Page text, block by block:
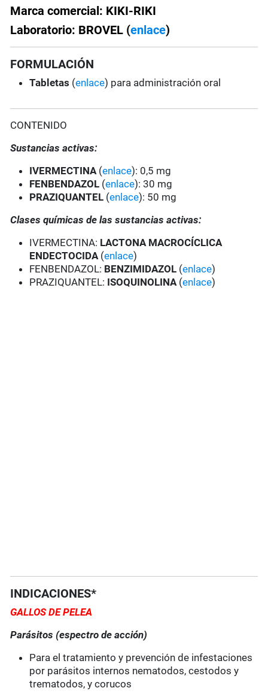
Marca comercial: KIKI-RIKI
Laboratorio: BROVEL (enlace)
FORMULACIÓN
Tabletas (enlace) para administración oral
CONTENIDO
Sustancias activas:
IVERMECTINA(enlace): 0,5 mg
FENBENDAZOL (enlace): 30 mg
PRAZIQUANTEL (enlace): 50 mg
Clases químicas de las sustancias activas:
IVERMECTINA: LACTONA MACROCÍCLICA
ENDECTOCIDA (enlace)
FENBENDAZOL: BENZIMIDAZOL (enlace)
PRAZIQUANTEL: ISOQUINOLINA(enlace)
INDICACIONES*
GALLOS DE PELEA
Parásitos (espectro de acción)
Para el tratamiento y prevención de infestaciones
por parásitos internos nematodos, cestodos y
trematodos, y corucos